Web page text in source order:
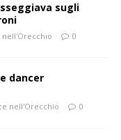
sugli
nell'Orecchio 0
dancer
nell'Orecchio 0